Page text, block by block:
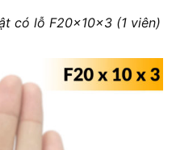
có lỗ F20x10x3 (1 viên)